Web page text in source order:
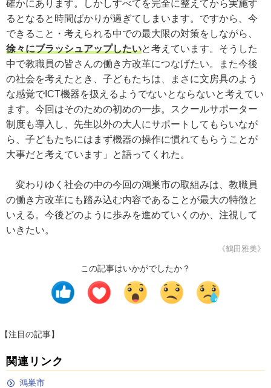
確かにあります。しかしすべてを完全に整えてから実施す
るとなると時間ばかりが過ぎてしまいます。ですから、今
できること・考えられる中での最大限の対策をしながら、
徐々にブラッシュアップしたいと考えています。そうした
中で教職員の皆さんの働き方改革につなげたい。また今後
の社会を考えたとき、子どもたちは、まさに文房具のよう
な感覚でICT機器を扱えるようでないとならないと考えてい
ます。今回はそのための初めの一歩。スクールサポーター
制度も導入し、先生以外の大人にサポートしてもらいなが
ら、子どもたちにはまず機器の操作に慣れてもらうことが
大事だと考えています」と語ってくれた。
変わりゆく社会の中の今回の鴻巣市の取組みは、教職員
の働き方改革にも踏み込む内容であることが最大の特徴と
いえる。今後どのように歩みを進めていくのか、注視して
いきたい。
《鶴田雅美》
この記事はいかがでしたか？
【注目の記事】
関連リンク
鴻巣市